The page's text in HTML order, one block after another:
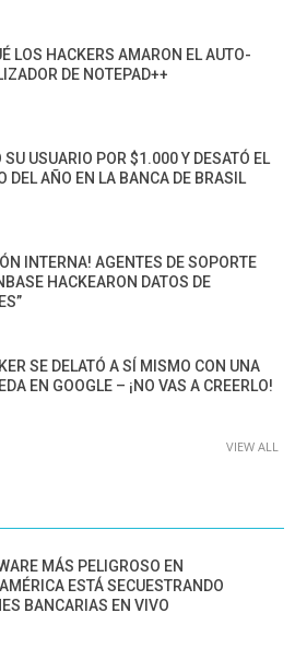
LOS HACKERS AMARON EL AUTO-
DE NOTEPAD++
SU USUARIO POR $1.000 Y DESATÓ EL
DEL AÑO EN LA BANCA DE BRASIL
INTERNA! AGENTES DE SOPORTE
HACKEARON DATOS DE
SE DELATÓ A SÍ MISMO CON UNA
EN GOOGLE – ¡NO VAS A CREERLO!
VIEW ALL
MÁS PELIGROSO EN
ESTÁ SECUESTRANDO
BANCARIAS EN VIVO